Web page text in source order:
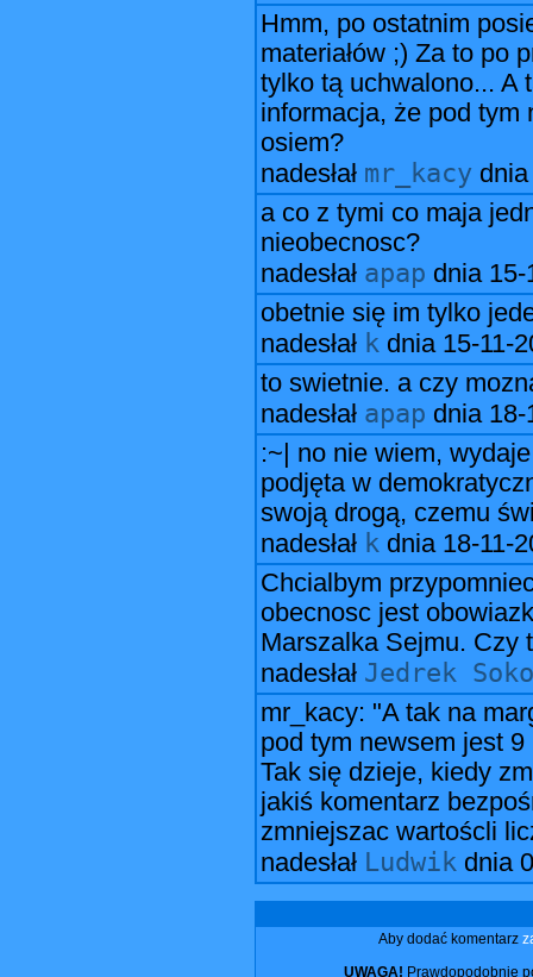
Hmm, po ostatnim
materiałów ;) Za to po
tylko tą uchwalono... A
informacja, że pod tym
osiem?
nadesłał mr_kacy
a co z tymi co maja
nieobecnosc?
nadesłał apap dnia 15-
obetnie się im tylko
nadesłał k dnia 15-11-
to swietnie. a czy
nadesłał apap dnia 18-
:~| no nie wiem,
podjęta w
swoją drogą, czemu
nadesłał k dnia 18-11-
Chcialbym
obecnosc jest
Marszalka Sejmu. Czy
nadesłał Jedrek
mr_kacy: "A tak na
pod tym newsem jest
Tak się dzieje, kiedy
jakiś komentarz
zmniejszac wartoścli
nadesłał Ludwik dnia
Aby dodać komentarz
UWAGA! Prawdopodobnie